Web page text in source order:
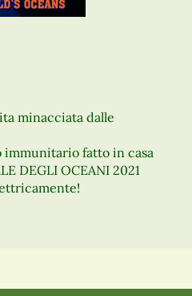
minacciata dalle
immunitario fatto in casa
DEGLI OCEANI 2021